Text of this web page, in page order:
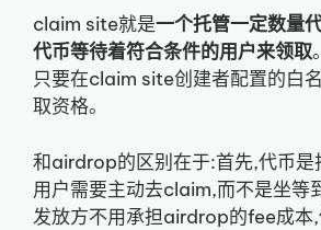
claim site就是一个托管一定数量
代币等待着符合条件的用户来领取
只要在claim site创建者配置的白
取资格。
和airdrop的区别在于:首先,代币是
用户需要主动去claim,而不是坐等
发放方不用承担airdrop的fee成